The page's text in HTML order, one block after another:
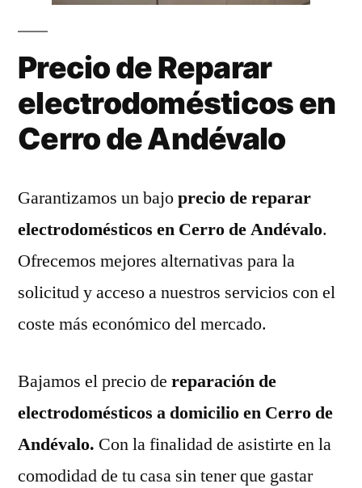
Precio de Reparar
electrodomésticos en
Cerro de Andévalo
Garantizamos un bajoprecio de reparar
electrodomésticos en Cerro de Andévalo.
Ofrecemos mejores alternativas para la
solicitud y acceso a nuestros servicios con el
coste más económico del mercado.
Bajamos el precio de reparación de
electrodomésticos a domicilio en Cerro de
Andévalo. Con la finalidad de asistirte en la
comodidad de tu casa sin tener que gastar